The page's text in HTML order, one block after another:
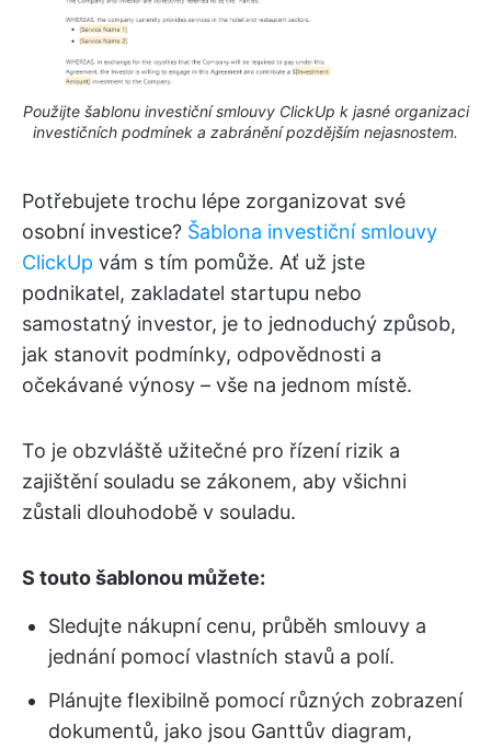
Použijte šablonu investiční smlouvy ClickUp k jasné organizaci
investičních podmínek a zabránění pozdějším nejasnostem.
Potřebujete trochu lépe zorganizovat své
osobní investice? Šablona investiční smlouvy
ClickUp vám s tím pomůže. Ať už jste
podnikatel, zakladatel startupu nebo
samostatný investor, je to jednoduchý způsob,
jak stanovit podmínky, odpovědnosti a
očekávané výnosy – vše na jednom místě.
To je obzvláště užitečné pro řízení rizik a
zajištění souladu se zákonem, aby všichni
zůstali dlouhodobě v souladu.
S touto šablonou můžete:
Sledujte nákupní cenu, průběh smlouvy a
jednání pomocí vlastních stavů a polí.
Plánujte flexibilně pomocí různých zobrazení
dokumentů, jako jsou Ganttův diagram,